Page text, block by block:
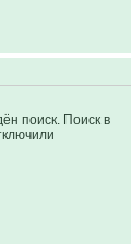
поиск. Поиск в